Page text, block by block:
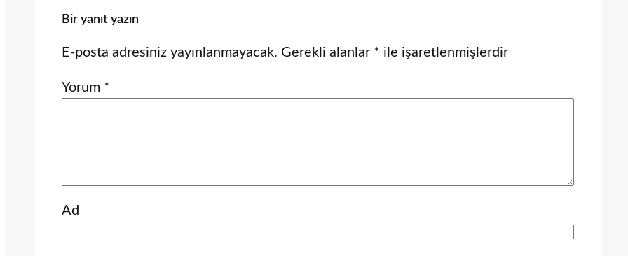
Bir yanıt yazın
E-posta adresiniz yayınlanmayacak. Gerekli alanlar * ile işaretlenmişlerdir
Yorum *
Ad